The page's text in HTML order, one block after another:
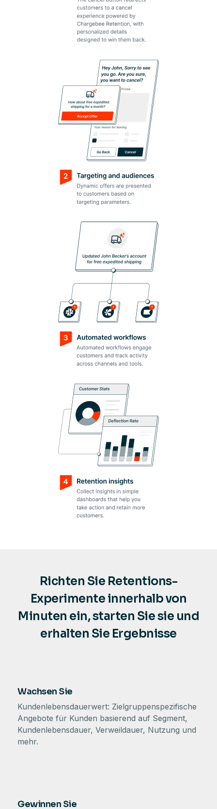
Richten Sie Retentions-
Experimente innerhalb von
Minuten ein, starten Sie sie und
erhalten Sie Ergebnisse
Wachsen Sie
Kundenlebensdauerwert: Zielgruppenspezifische
Angebote für Kunden basierend auf Segment,
Kundenlebensdauer, Verweildauer, Nutzung und
mehr.
Gewinnen Sie